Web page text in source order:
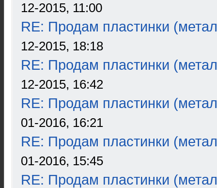
12-2015, 11:00
RE: Продам пластинки
12-2015, 18:18
RE: Продам пластинки
12-2015, 16:42
RE: Продам пластинки
01-2016, 16:21
RE: Продам пластинки
01-2016, 15:45
RE: Продам пластинки